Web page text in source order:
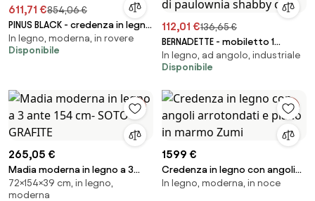
611,71 €854,06 €
PINUS BLACK - credenza in legno
massiccio
In legno, moderna, in rovere
Disponibile
112,01 €136,65 €
BERNADETTE - mobiletto 1
cassetto 1 anta in legno di
paulownia shabby chic
In legno, ad angolo, industriale
Disponibile
265,05 €
Madia moderna in legno a 3
ante 154 cm- SOTO GRAFITE
72×154×39 cm, in legno,
moderna
1599 €
Credenza in legno con angoli
arrotondati e piano in marmo
In legno, moderna, in noce